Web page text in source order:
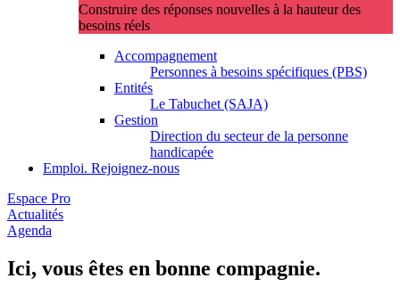
Construire des réponses nouvelles à la hauteur des
besoins réels
Accompagnement
Personnes à besoins spécifiques (PBS)
Entités
Le Tabuchet (SAJA)
Gestion
Direction du secteur de la personne
handicapée
Emploi. Rejoignez-nous
Espace Pro
Actualités
Agenda
Ici, vous êtes en bonne compagnie.